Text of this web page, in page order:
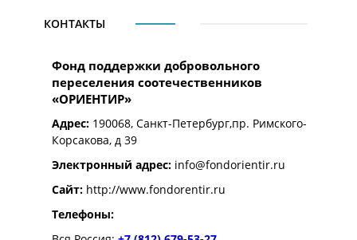
КОНТАКТЫ
Фонд поддержки добровольного
переселения соотечественников
«ОРИЕНТИР»
Адрес: 190068, Санкт-Петербург,пр. Римского-
Корсакова, д 39
Электронный адрес: info@fondorientir.ru
Cайт: http://www.fondorentir.ru
Телефоны: